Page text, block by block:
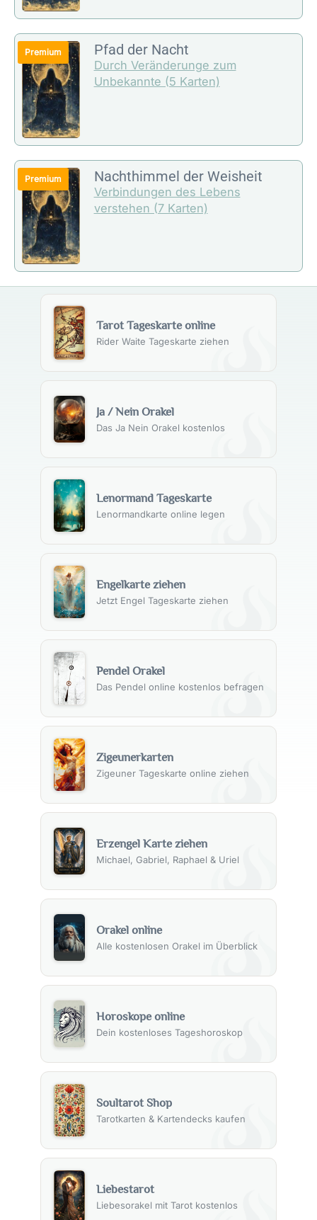
Pfad der Nacht
Durch Veränderunge zum
Unbekannte (5 Karten)
Nachthimmel der Weisheit
Verbindungen des Lebens
verstehen (7 Karten)
Tarot Tageskarte online
Rider Waite Tageskarte ziehen
Ja / Nein Orakel
Das Ja Nein Orakel kostenlos
Lenormand Tageskarte
Lenormandkarte online legen
Engelkarte ziehen
Jetzt Engel Tageskarte ziehen
Pendel Orakel
Das Pendel online kostenlos befragen
Zigeunerkarten
Zigeuner Tageskarte online ziehen
Erzengel Karte ziehen
Michael, Gabriel, Raphael & Uriel
Orakel online
Alle kostenlosen Orakel im Überblick
Horoskope online
Dein kostenloses Tageshoroskop
Soultarot Shop
Tarotkarten & Kartendecks kaufen
Liebestarot
Liebesorakel mit Tarot kostenlos